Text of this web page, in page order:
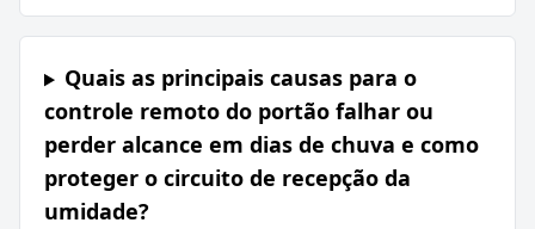
Quais as principais causas para o
controle remoto do portão falhar ou
perder alcance em dias de chuva e como
proteger o circuito de recepção da
umidade?